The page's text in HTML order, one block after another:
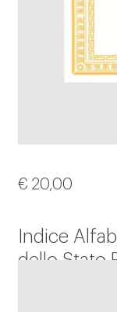
Indice
dello Stato
€ 20,00